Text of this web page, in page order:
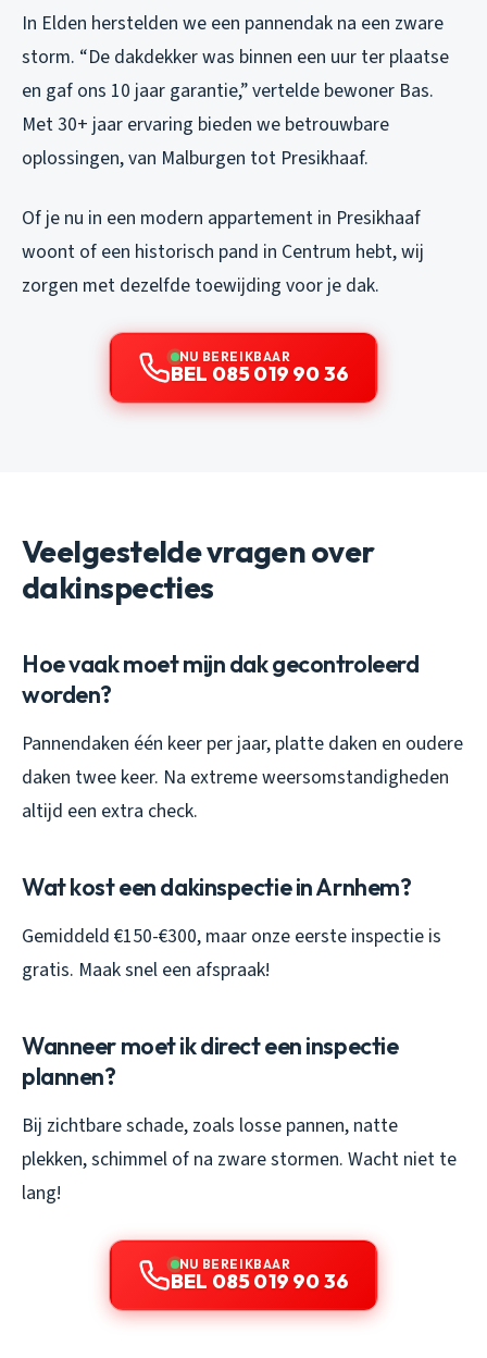
In Elden herstelden we een pannendak na een zware
storm. “De dakdekker was binnen een uur ter plaatse
en gaf ons 10 jaar garantie,” vertelde bewoner Bas.
Met 30+ jaar ervaring bieden we betrouwbare
oplossingen, van Malburgen tot Presikhaaf.
Of je nu in een modern appartement in Presikhaaf
woont of een historisch pand in Centrum hebt, wij
zorgen met dezelfde toewijding voor je dak.
NU BEREIKBAAR
BEL 085 019 90 36
Veelgestelde vragen over
dakinspecties
Hoe vaak moet mijn dak gecontroleerd
worden?
Pannendaken één keer per jaar, platte daken en oudere
daken twee keer. Na extreme weersomstandigheden
altijd een extra check.
Wat kost een dakinspectie in Arnhem?
Gemiddeld €150-€300, maar onze eerste inspectie is
gratis. Maak snel een afspraak!
Wanneer moet ik direct een inspectie
plannen?
Bij zichtbare schade, zoals losse pannen, natte
plekken, schimmel of na zware stormen. Wacht niet te
lang!
NU BEREIKBAAR
BEL 085 019 90 36